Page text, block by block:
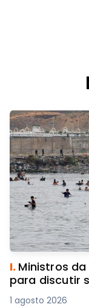
I. Ministros
para discutir
1 agosto 2026